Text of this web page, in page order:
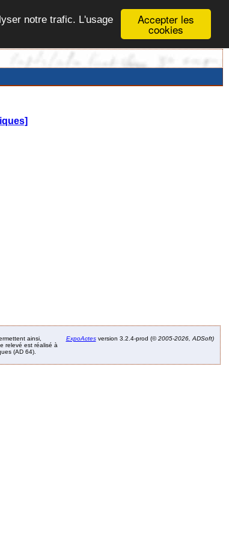
Accepter les
cookies
notre trafic. L'usage
ainsi,
relevé est réalisé à
(AD 64).
ExpoActesversion 3.2.4-prod (©2005-2026, ADSoft)